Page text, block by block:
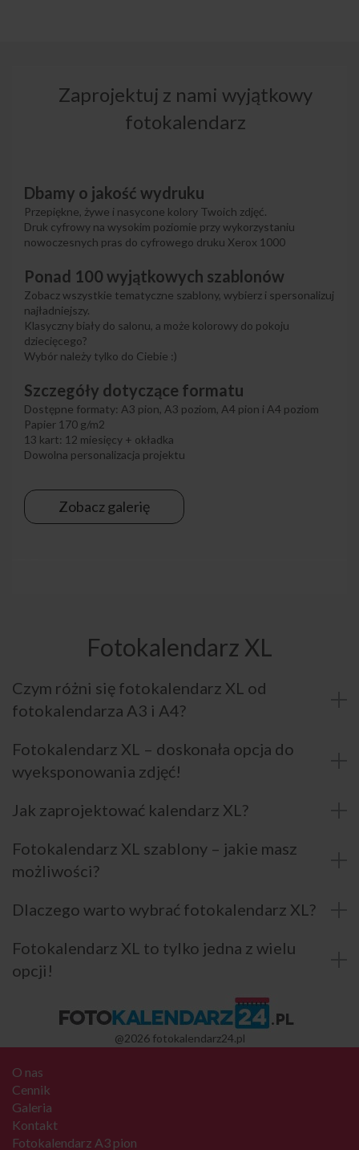
Zaprojektuj z nami wyjątkowy
fotokalendarz
Dbamy o jakość wydruku
Przepiękne, żywe i nasycone kolory Twoich zdjęć.
Druk cyfrowy na wysokim poziomie przy wykorzystaniu
nowoczesnych pras do cyfrowego druku Xerox 1000
Ponad 100 wyjątkowych szablonów
Zobacz wszystkie tematyczne szablony, wybierz i spersonalizuj
najładniejszy.
Klasyczny biały do salonu, a może kolorowy do pokoju
dziecięcego?
Wybór należy tylko do Ciebie :)
Szczegóły dotyczące formatu
Dostępne formaty: A3 pion, A3 poziom, A4 pion i A4 poziom
Papier 170 g/m2
13 kart: 12 miesięcy + okładka
Dowolna personalizacja projektu
Zobacz galerię
Fotokalendarz XL
Czym różni się fotokalendarz XL od
fotokalendarza A3 i A4?
Fotokalendarz XL – doskonała opcja do
wyeksponowania zdjęć!
Jak zaprojektować kalendarz XL?
Fotokalendarz XL szablony – jakie masz
możliwości?
Dlaczego warto wybrać fotokalendarz XL?
Fotokalendarz XL to tylko jedna z wielu
opcji!
@2026 fotokalendarz24.pl
O nas
Cennik
Galeria
Kontakt
Fotokalendarz A3 pion